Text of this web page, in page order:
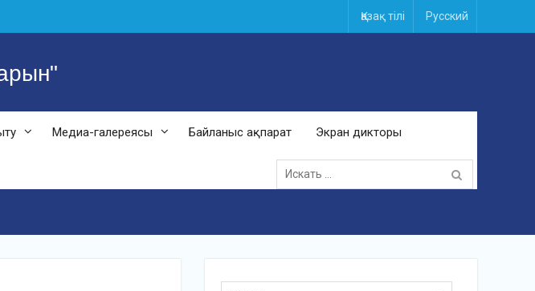
Қазақ тілі Русский
Медиа-галереясы Байланыс ақпарат Экран дикторы
Поиск
для:
Поиск